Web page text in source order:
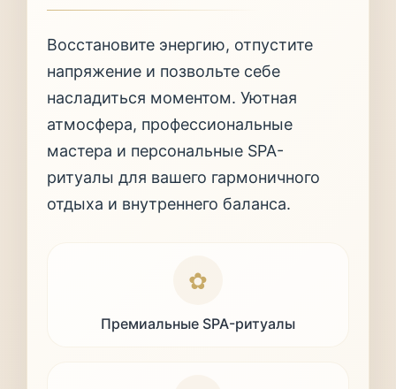
Восстановите энергию, отпустите
напряжение и позвольте себе
насладиться моментом. Уютная
атмосфера, профессиональные
мастера и персональные SPA-
ритуалы для вашего гармоничного
отдыха и внутреннего баланса.
✿
Премиальные SPA-ритуалы